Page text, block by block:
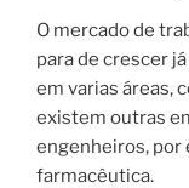
O mercado de
para de crescer
em varias áreas,
existem outras
engenheiros, por
farmacêutica.